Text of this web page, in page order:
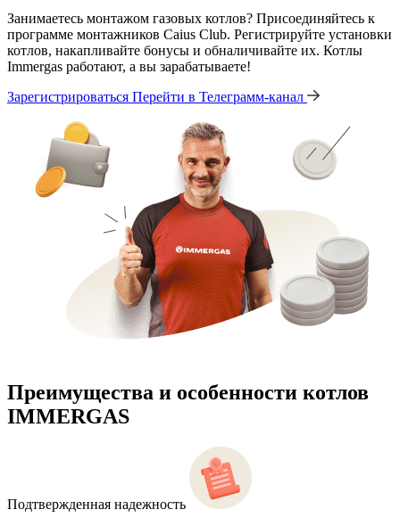
Занимаетесь монтажом газовых котлов? Присоединяйтесь к
программе монтажников Caius Club. Регистрируйте установки
котлов, накапливайте бонусы и обналичивайте их. Котлы
Immergas работают, а вы зарабатываете!
Зарегистрироваться Перейти в Телеграмм-канал
Преимущества и особенности котлов
IMMERGAS
Подтвержденная надежность